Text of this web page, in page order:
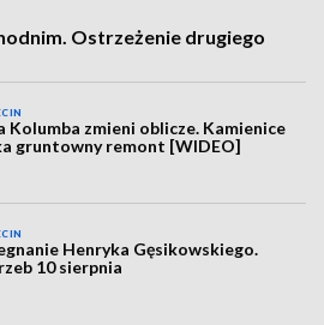
Ostrzeżenie drugiego
Kolumba zmieni oblicze. Kamienice
gruntowny remont [WIDEO]
Henryka Gęsikowskiego.
10 sierpnia